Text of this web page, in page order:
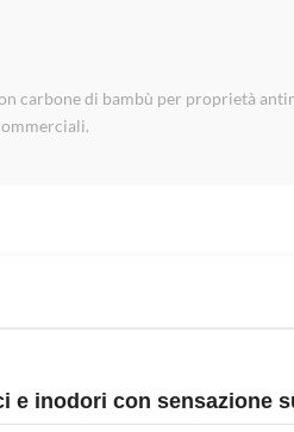
carbone di bambù per proprietà
e inodori con sensazione